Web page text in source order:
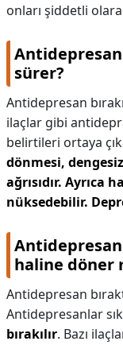
onları şiddetli
sürer?
Antidepresan
ilaçlar gibi
belirtileri ortaya
dönmesi,
ağrısıdır. Ayrıca
nüksedebilir.
haline döner
Antidepresan
Antidepresanlar
bırakılır. Bazı